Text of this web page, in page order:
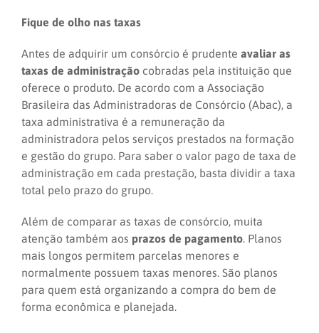
Fique de olho nas taxas
Antes de adquirir um consórcio é prudente avaliar as
taxas de administração cobradas pela instituição que
oferece o produto. De acordo com a Associação
Brasileira das Administradoras de Consórcio (Abac), a
taxa administrativa é a remuneração da
administradora pelos serviços prestados na formação
e gestão do grupo. Para saber o valor pago de taxa de
administração em cada prestação, basta dividir a taxa
total pelo prazo do grupo.
Além de comparar as taxas de consórcio, muita
atenção também aos prazos de pagamento. Planos
mais longos permitem parcelas menores e
normalmente possuem taxas menores. São planos
para quem está organizando a compra do bem de
forma econômica e planejada.